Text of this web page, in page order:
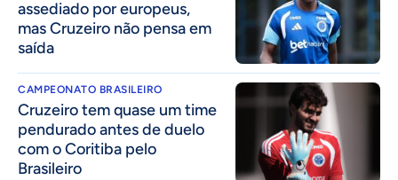
assediado por europeus,
mas Cruzeiro não pensa em
saída
CAMPEONATO BRASILEIRO
Cruzeiro tem quase um time
pendurado antes de duelo
com o Coritiba pelo
Brasileiro